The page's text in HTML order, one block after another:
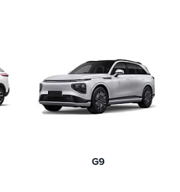
G9